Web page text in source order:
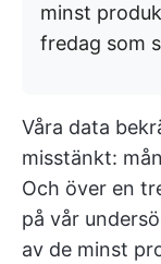
minst
fredag som
Våra data
misstänkt:
Och över en
på vår
av de minst